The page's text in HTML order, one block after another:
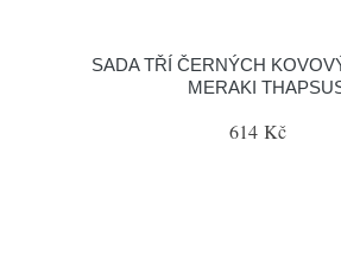
SADA TŘÍ ČERNÝCH
MERAKI
614 Kč